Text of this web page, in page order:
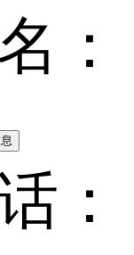
：
：